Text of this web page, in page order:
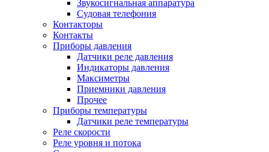
Звукосигнальная аппаратура
Судовая телефония
Контакторы
Контакты
Приборы давления
Датчики реле давления
Индикаторы давления
Максиметры
Приемники давления
Прочее
Приборы температуры
Датчики реле температуры
Реле скорости
Реле уровня и потока